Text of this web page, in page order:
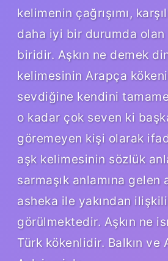
kelimenin çağrışımı,
daha iyi bir durumda
biridir. Aşkın ne demek
kelimesinin Arapça kökeni
sevdiğine kendini
o kadar çok seven ki
göremeyen kişi olarak
aşk kelimesinin sözlük
sarmaşık anlamına gelen
asheka ile yakından
görülmektedir. Aşkın ne
Türk kökenlidir. Balkın ve